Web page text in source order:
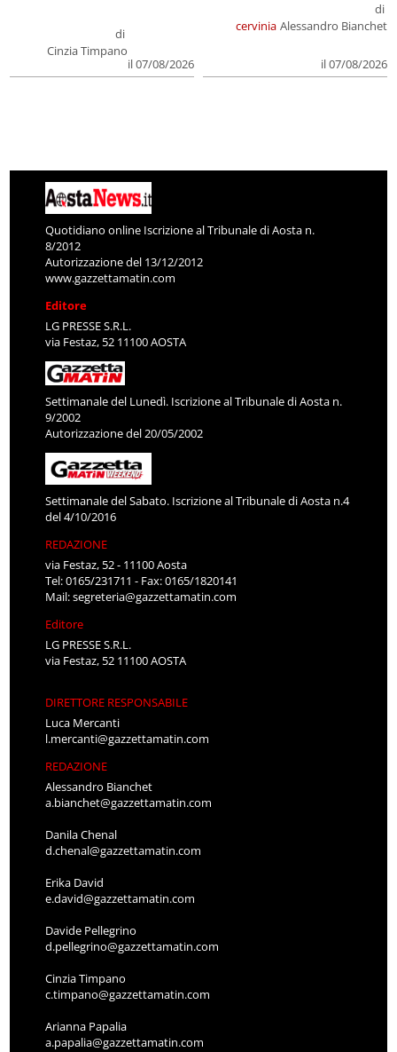
di
Cinzia Timpano
il 07/08/2026
cervinia
di
Alessandro Bianchet
il 07/08/2026
Quotidiano online Iscrizione al Tribunale di Aosta n.
8/2012
Autorizzazione del 13/12/2012
www.gazzettamatin.com
Editore
LG PRESSE S.R.L.
via Festaz, 52 11100 AOSTA
Settimanale del Lunedì. Iscrizione al Tribunale di Aosta n.
9/2002
Autorizzazione del 20/05/2002
Settimanale del Sabato. Iscrizione al Tribunale di Aosta n.4
del 4/10/2016
REDAZIONE
via Festaz, 52 - 11100 Aosta
Tel: 0165/231711 - Fax: 0165/1820141
Mail:segreteria@gazzettamatin.com
Editore
LG PRESSE S.R.L.
via Festaz, 52 11100 AOSTA
DIRETTORE RESPONSABILE
Luca Mercanti
l.mercanti@gazzettamatin.com
REDAZIONE
Alessandro Bianchet
a.bianchet@gazzettamatin.com
Danila Chenal
d.chenal@gazzettamatin.com
Erika David
e.david@gazzettamatin.com
Davide Pellegrino
d.pellegrino@gazzettamatin.com
Cinzia Timpano
c.timpano@gazzettamatin.com
Arianna Papalia
a.papalia@gazzettamatin.com